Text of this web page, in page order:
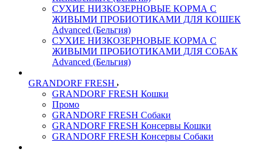
СУХИЕ НИЗКОЗЕРНОВЫЕ КОРМА С
ЖИВЫМИ ПРОБИОТИКАМИ ДЛЯ КОШЕК
Advanced (Бельгия)
СУХИЕ НИЗКОЗЕРНОВЫЕ КОРМА С
ЖИВЫМИ ПРОБИОТИКАМИ ДЛЯ СОБАК
Advanced (Бельгия)
GRANDORF FRESH
GRANDORF FRESH Кошки
Промо
GRANDORF FRESH Собаки
GRANDORF FRESH Консервы Кошки
GRANDORF FRESH Консервы Собаки